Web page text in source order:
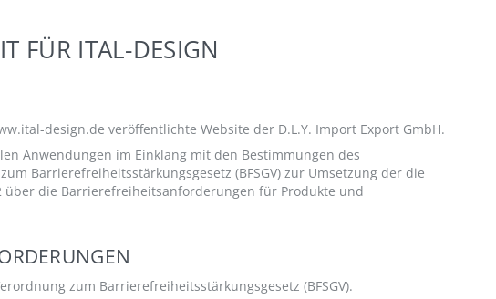
FÜR ITAL-DESIGN
design.de veröffentlichte Website der D.L.Y. Import Export GmbH.
Anwendungen im Einklang mit den Bestimmungen des
Barrierefreiheitsstärkungsgesetz (BFSGV) zur Umsetzung der die
die Barrierefreiheitsanforderungen für Produkte und
zum Barrierefreiheitsstärkungsgesetz (BFSGV).